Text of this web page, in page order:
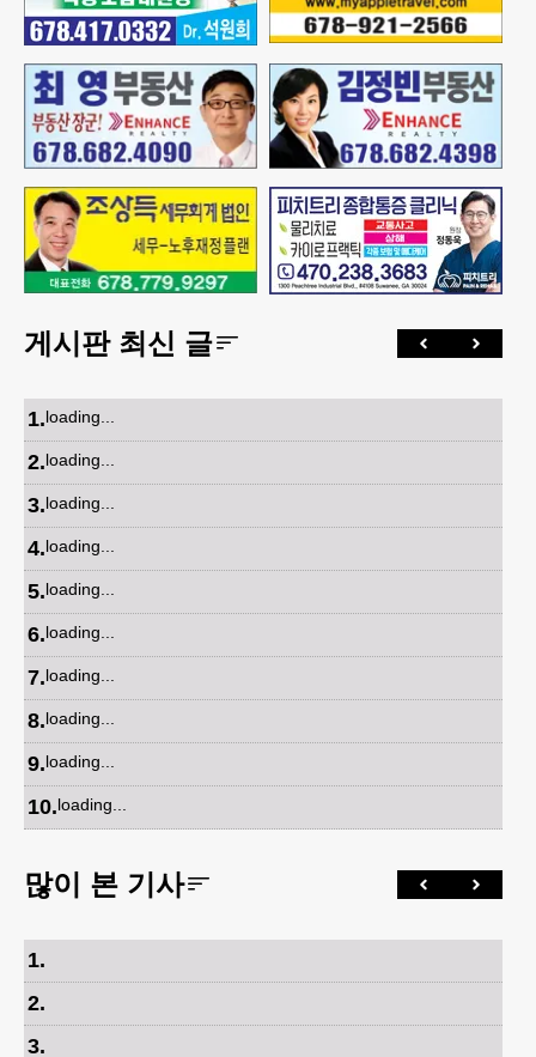
게시판 최신 글
1.loading...
2.loading...
3.loading...
4.loading...
5.loading...
6.loading...
7.loading...
8.loading...
9.loading...
10.loading...
많이 본 기사
1.
2.
3.